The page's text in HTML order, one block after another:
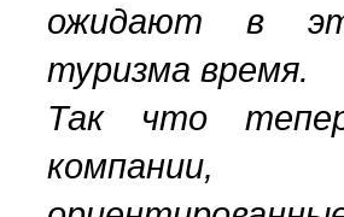
ожидают в
туризма время.
Так что